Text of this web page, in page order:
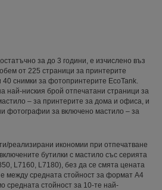
за до 3 години, е изчислено въз
от 225 страници за принтерите
снимки за фотопринтерите EcoTank.
най-ниския брой отпечатани страници за
– за принтерите за дома и офиса, и
фотографии за включено мастило – за
реализирани икономии при отпечатване
бутилки с мастило със серията
L7160, L7180), без да се смята цената
между средната стойност за формат A4
средната стойност за 10-те най-